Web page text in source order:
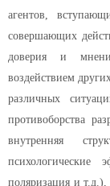
агентов,
совершающих
доверия и
воздействием
различных
противоборства
внутренняя
психологические
поляризация и т.д.),